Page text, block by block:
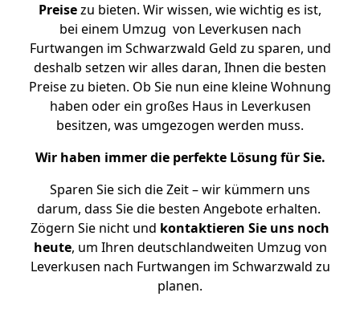
Preisezu bieten. Wir wissen, wie wichtig es ist,
bei einem Umzug von Leverkusen nach
Furtwangen im Schwarzwald Geld zu sparen, und
deshalb setzen wir alles daran, Ihnen die besten
Preise zu bieten. Ob Sie nun eine kleine Wohnung
haben oder ein großes Haus in Leverkusen
besitzen, was umgezogen werden muss.
Wir haben immer die perfekte Lösung für Sie.
Sparen Sie sich die Zeit – wir kümmern uns
darum, dass Sie die besten Angebote erhalten.
Zögern Sie nicht und kontaktieren Sie uns noch
heute, um Ihren deutschlandweiten Umzug von
Leverkusen nach Furtwangen im Schwarzwald zu
planen.